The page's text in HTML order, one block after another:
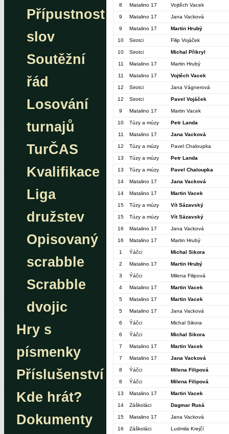
Přípustnost
slov
Soutěžní
řád
Losování
turnajů
TurČAS
Kvalifikace
Liga
družstev
Opisovaný
scrabble
Scrabble
dvojic
Hry s
písmenky
Příslušenství
Kde hrát?
Dokumenty
8 Matalino 17 Vojtěch Vacek
9 Matalino 17 Jana Vacková
9 Matalino 17 Martin Hrubý
10 Sirotci Filip Vojáček
10 Sirotci Michal Přikryl
11 Matalino 17 Martin Hrubý
11 Matalino 17 Vojtěch Vacek
12 Sirotci Jana Vágnerová
12 Sirotci Pavel Vojáček
9 Matalino 17 Martin Vacek
10 Túzy a múzy Petr Landa
11 Matalino 17 Jana Vacková
12 Túzy a múzy Pavel Chaloupka
13 Túzy a múzy Petr Landa
13 Túzy a múzy Pavel Chaloupka
14 Matalino 17 Jana Vacková
14 Matalino 17 Martin Vacek
15 Túzy a múzy Vít Sázavský
15 Túzy a múzy Vít Sázavský
16 Matalino 17 Jana Vacková
16 Matalino 17 Martin Hrubý
1 Ýáčci Michal Sikora
2 Matalino 17 Martin Hrubý
3 Ýáčci Milena Filipová
4 Matalino 17 Martin Vacek
5 Matalino 17 Martin Vacek
5 Matalino 17 Jana Vacková
6 Ýáčci Michal Sikora
6 Ýáčci Michal Sikora
7 Matalino 17 Martin Vacek
7 Matalino 17 Jana Vacková
8 Ýáčci Milena Filipová
8 Ýáčci Milena Filipová
13 Matalino 17 Martin Vacek
14 Záškoláci Dagmar Rusá
15 Matalino 17 Jana Vacková
16 Záškoláci Ludmila Krejčí